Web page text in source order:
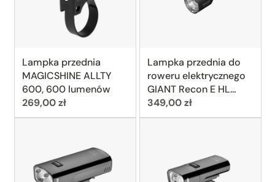
Lampka przednia
MAGICSHINE ALLTY
600, 600 lumenów
Cena:
269,00 zł
Lampka przednia do
roweru elektrycznego
GIANT Recon E HL
600, 600 lumenów
Cena:
349,00 zł